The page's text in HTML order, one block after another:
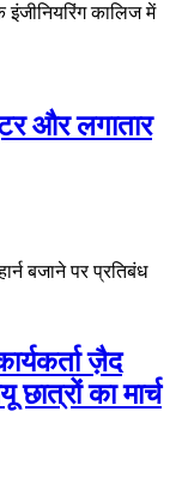
कालिज में
और लगातार
बजाने पर प्रतिबंध
ज़ैद
का मार्च